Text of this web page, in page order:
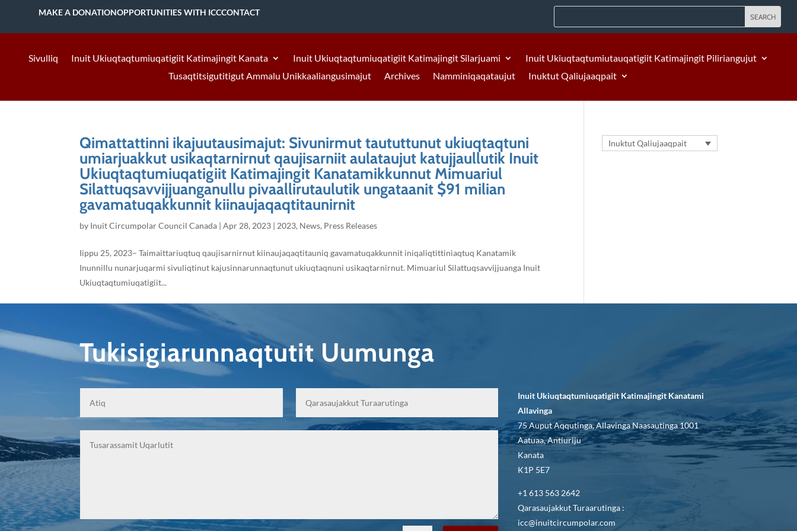
MAKE A DONATIONOPPORTUNITIES WITH ICCCONTACT
Sivulliq Inuit Ukiuqtaqtumiuqatigiit Katimajingit Kanata Inuit Ukiuqtaqtumiuqatigiit Katimajingit Silarjuami
Inuit Ukiuqtaqtumiutauqatigiit Katimajingit Piliriangujut
Tusaqtitsigutitigut Ammalu Unikkaaliangusimajut
Archives Namminiqaqataujut Inuktut Qaliujaaqpait
Qimattattinni ikajuutausimajut: Sivunirmut taututtunut ukiuqtaqtuni
umiarjuakkut usikaqtarnirnut qaujisarniit aulataujut katujjaullutik Inuit
Ukiuqtaqtumiuqatigiit Katimajingit Kanatamikkunnut Mimuariul
Silattuqsavvijjuanganullu pivaallirutaulutik ungataanit $91 milian
gavamatuqakkunnit kiinaujaqaqtitaunirnit
by Inuit Circumpolar Council Canada |Apr 28, 2023 | 2023, News, Press Releases
Iippu 25, 2023– Taimaittariuqtuq qaujisarnirnut kiinaujaqaqtitauniq gavamatuqakkunnit iniqaliqtittiniaqtuq Kanatamik
Inunnillu nunarjuqarmi sivuliqtinut kajusinnarunnaqtunut ukiuqtaqnuni usikaqtarnirnut. Mimuariul Silattuqsavvijjuanga Inuit
Ukiuqtaqtumiuqatigiit...
Inuktut Qaliujaaqpait
Tukisigiarunnaqtutit Uumunga
Inuit Ukiuqtaqtumiuqatigiit Katimajingit Kanatami
Allavinga
75 Auput Aqqutinga, Allavinga Naasautinga 1001
Aatuaa, Antiuriju
Kanata
K1P 5E7
+1 613 563 2642
Qarasaujakkut Turaarutinga :
icc@inuitcircumpolar.com